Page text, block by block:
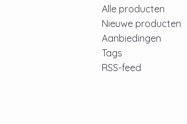
Alle producten
Nieuwe producten
Aanbiedingen
Tags
RSS-feed